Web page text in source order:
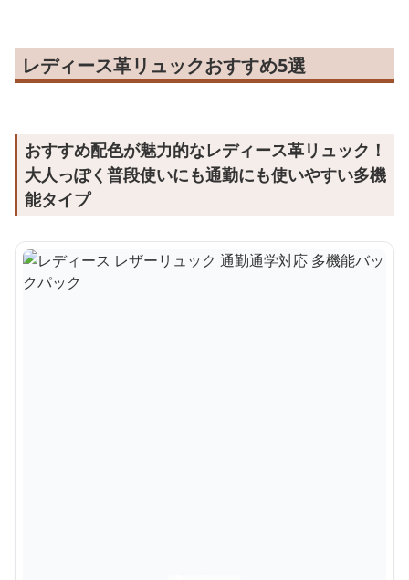
レディース革リュックおすすめ5選
おすすめ配色が魅力的なレディース革リュック！
大人っぽく普段使いにも通勤にも使いやすい多機
能タイプ